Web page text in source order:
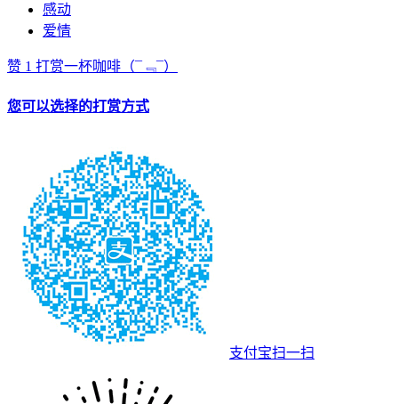
感动
爱情
赞 1 打赏一杯咖啡 （¯﹃¯）
您可以选择的打赏方式
支付宝扫一扫